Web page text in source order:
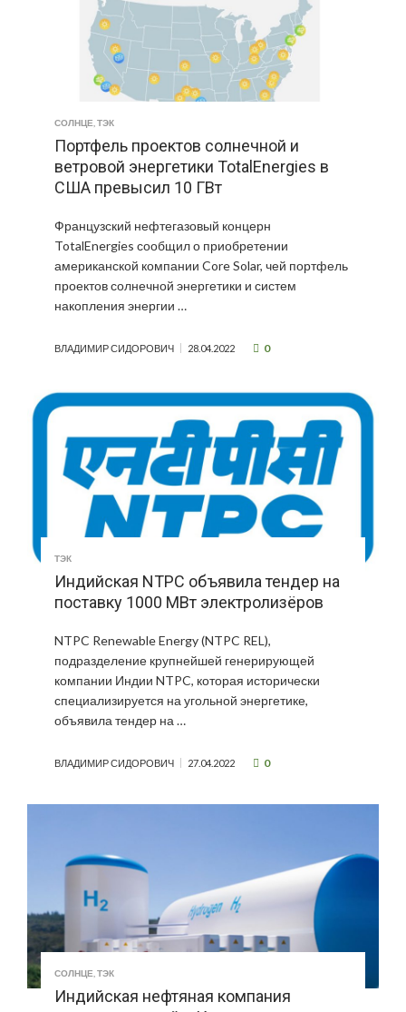
СОЛНЦЕ ТЭК
Портфель проектов солнечной и
ветровой энергетики TotalEnergies в
США превысил 10 ГВт
Французский нефтегазовый концерн
TotalEnergies сообщил о приобретении
американской компании Core Solar, чей портфель
проектов солнечной энергетики и систем
накопления энергии …
ВЛАДИМИР СИДОРОВИЧ 28.04.2022 0
ТЭК
Индийская NTPC объявила тендер на
поставку 1000 МВт электролизёров
NTPC Renewable Energy (NTPC REL),
подразделение крупнейшей генерирующей
компании Индии NTPC, которая исторически
специализируется на угольной энергетике,
объявила тендер на …
ВЛАДИМИР СИДОРОВИЧ 27.04.2022 0
СОЛНЦЕ ТЭК
Индийская нефтяная компания